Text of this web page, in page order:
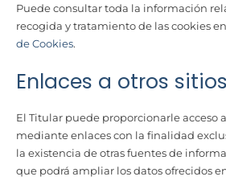
Puede consultar toda la información
recogida y tratamiento de las cookies
de Cookies.
Enlaces a otros
El Titular puede proporcionarle acceso
mediante enlaces con la finalidad
la existencia de otras fuentes de
que podrá ampliar los datos ofrecidos